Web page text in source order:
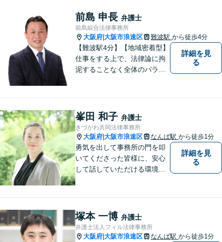
をできるだけ少なく！相談し
やすい環境づくりに努め、納
得できる解決を目指します！
前島 申長 弁護士
前島綜合法律事務所
大阪府 大阪市浪速区 難波駅 から徒歩4分
【難波駅4分】【地域密着型】
仕事をする上で、法律論に拘
泥することなく全体のバラン
クライアントの話を丁寧に聞
き、意思疎通を測った上で最
適な解決策を提示します。
詳細を見
る
峯田 和子 弁護士
きづがわ共同法律事務所
大阪府 大阪市浪速区 なんば駅 から徒歩1分
勇気を出して事務所の門を叩
いてくださった皆様に、安心
して話していただける環境を
え、丁寧にサポートしてまい
ります。
詳細を見
る
塚本 一博 弁護士
弁護士法人フィル法律事務所
大阪府 大阪市浪速区 なんば駅 から徒歩1分